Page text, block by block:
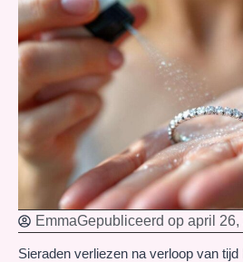
EmmaGepubliceerd op april 26,
Sieraden verliezen na verloop van